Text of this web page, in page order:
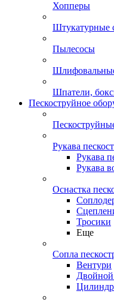
Хопперы
Штукатурные
Пылесосы
Шпатели,
Пескоструйное
Рукава
Рукава
Рукава
Оснастка
Тросики
Еще
Сопла
Вентури